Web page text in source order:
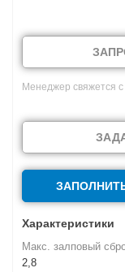
Менеджер свяжется с
Характеристики
Макс. залповый
2,8